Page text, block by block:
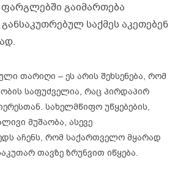
გაიმართება
საქმეს აკეთებენ
თარიღი – ეს არის შეხსენება, რომ
საფუძველია, რაც პირდაპირ
სახელმწიფო უწყებების,
მუშაობა, ასევე
აჩენს, რომ საქართველო მყარად
თავზე ზრუნვით იწყება.